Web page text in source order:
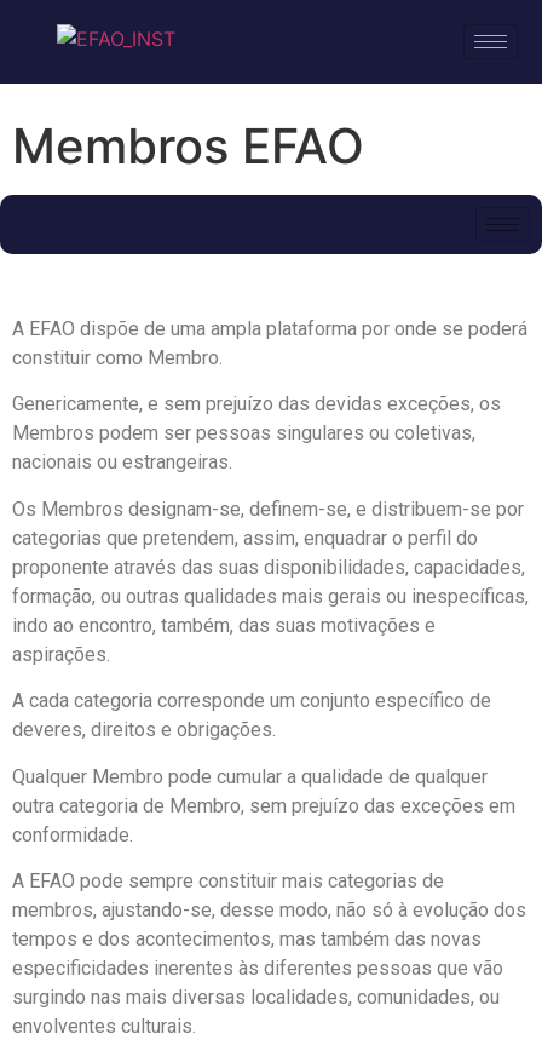
Membros EFAO
A EFAO dispõe de uma ampla plataforma por onde se poderá
constituir como Membro.
Genericamente, e sem prejuízo das devidas exceções, os
Membros podem ser pessoas singulares ou coletivas,
nacionais ou estrangeiras.
Os Membros designam-se, definem-se, e distribuem-se por
categorias que pretendem, assim, enquadrar o perfil do
proponente através das suas disponibilidades, capacidades,
formação, ou outras qualidades mais gerais ou inespecíficas,
indo ao encontro, também, das suas motivações e
aspirações.
A cada categoria corresponde um conjunto específico de
deveres, direitos e obrigações.
Qualquer Membro pode cumular a qualidade de qualquer
outra categoria de Membro, sem prejuízo das exceções em
conformidade.
A EFAO pode sempre constituir mais categorias de
membros, ajustando-se, desse modo, não só à evolução dos
tempos e dos acontecimentos, mas também das novas
especificidades inerentes às diferentes pessoas que vão
surgindo nas mais diversas localidades, comunidades, ou
envolventes culturais.